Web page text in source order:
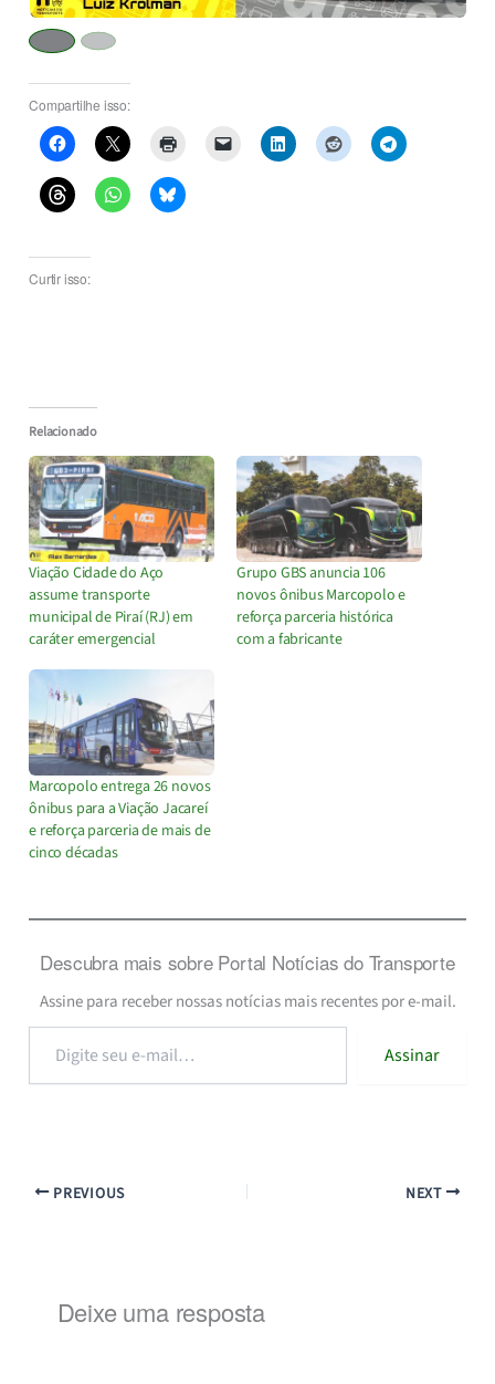
Compartilhe isso:
Curtir isso:
Relacionado
Viação Cidade do Aço
assume transporte
municipal de Piraí (RJ) em
caráter emergencial
Grupo GBS anuncia 106
novos ônibus Marcopolo e
reforça parceria histórica
com a fabricante
Marcopolo entrega 26 novos
ônibus para a Viação Jacareí
e reforça parceria de mais de
cinco décadas
Descubra mais sobre Portal Notícias do Transporte
Assine para receber nossas notícias mais recentes por e-mail.
e-
Assinar
PREVIOUS NEXT
Deixe uma resposta